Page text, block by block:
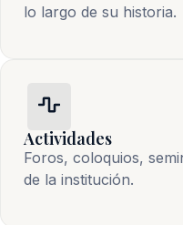
lo largo de su historia.
Actividades
Foros, coloquios,
de la institución.